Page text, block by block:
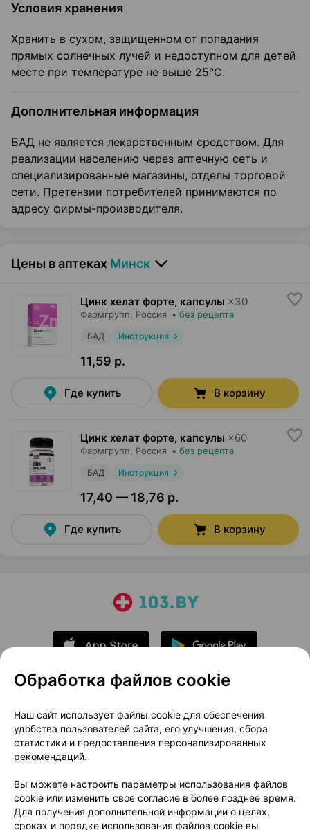
Условия хранения
Хранить в сухом, защищенном от попадания
прямых солнечных лучей и недоступном для детей
месте при температуре не выше 25°С.
Дополнительная информация
БАД не является лекарственным средством. Для
реализации населению через аптечную сеть и
специализированные магазины, отделы торговой
сети. Претензии потребителей принимаются по
адресу фирмы-производителя.
Цены в аптеках Минск
Цинк хелат форте, капсулы ×30
Фармгрупп, Россия • без рецепта
БАД Инструкция
11,59 р.
Где купить В корзину
Цинк хелат форте, капсулы ×60
Фармгрупп, Россия • без рецепта
БАД Инструкция
17,40 — 18,76 р.
Где купить В корзину
О проекте
Новости проекта
Размещение рекламы
Медицинский маркетинг
Публичный договор
Доставка
Способы оплаты
Вакансии
Партнеры
Написать руководителю 103.by
Обработка файлов cookie
Наш сайт использует файлы cookie для обеспечения
удобства пользователей сайта, его улучшения, сбора
статистики и предоставления персонализированных
рекомендаций.
Вы можете настроить параметры использования файлов
cookie или изменить свое согласие в более позднее время.
Для получения дополнительной информации о целях,
сроках и порядке использования файлов cookie вы